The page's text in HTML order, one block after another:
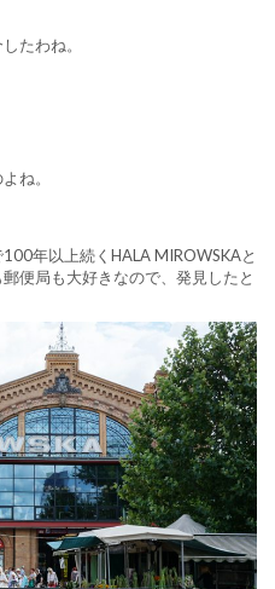
たわね。
ね。
年以上続くHALA MIROWSKAと
便局も大好きなので、発見したと